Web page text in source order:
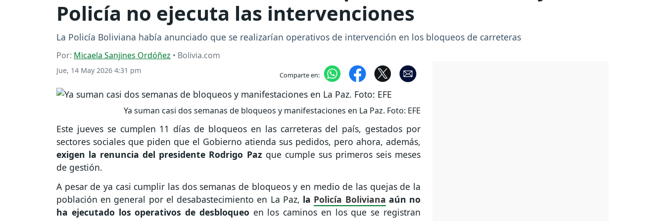
Policía no ejecuta las intervenciones
La Policía Boliviana había anunciado que se realizarían operativos de intervención en los bloqueos de carreteras
Por: Micaela Sanjines Ordóñez • Bolivia.com
Jue, 14 May 2026 4:31 pm Comparte en:
Ya suman casi dos semanas de bloqueos y manifestaciones en La Paz. Foto: EFE
Este jueves se cumplen 11 días de bloqueos en las carreteras del país, gestados por
sectores sociales que piden que el Gobierno atienda sus pedidos, pero ahora, además,
exigen la renuncia del presidente Rodrigo Paz que cumple sus primeros seis meses
de gestión.
A pesar de ya casi cumplir las dos semanas de bloqueos y en medio de las quejas de la
población en general por el desabastecimiento en La Paz, la Policía Boliviana aún no
ha ejecutado los operativos de desbloqueo en los caminos en los que se registran